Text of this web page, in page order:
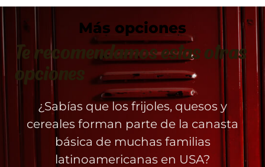
Más opciones
Te recomendamos estas otras
opciones
¿Sabías que los frijoles, quesos y
cereales forman parte de la canasta
básica de muchas familias
latinoamericanas en USA?